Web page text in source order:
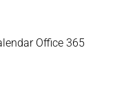
Office 365